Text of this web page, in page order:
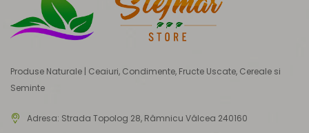
Produse Naturale | Ceaiuri, Condimente, Fructe Uscate, Cereale si
Seminte
Adresa: Strada Topolog 28, Râmnicu Vâlcea 240160